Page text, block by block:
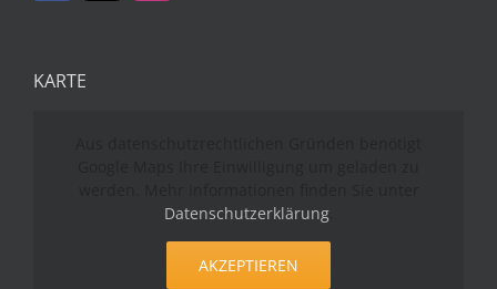
KARTE
Datenschutzerklärung.
AKZEPTIEREN